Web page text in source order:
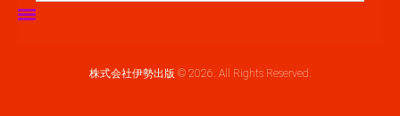
株式会社伊勢出版 © 2026. All Rights Reserved.